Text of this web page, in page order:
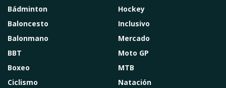
Bádminton
Baloncesto
Balonmano
BBT
Boxeo
Ciclismo
Hockey
Inclusivo
Mercado
Moto GP
MTB
Natación